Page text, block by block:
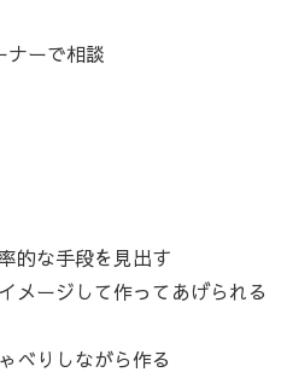
ーで相談
的な手段を見出す
メージして作ってあげられる
べりしながら作る